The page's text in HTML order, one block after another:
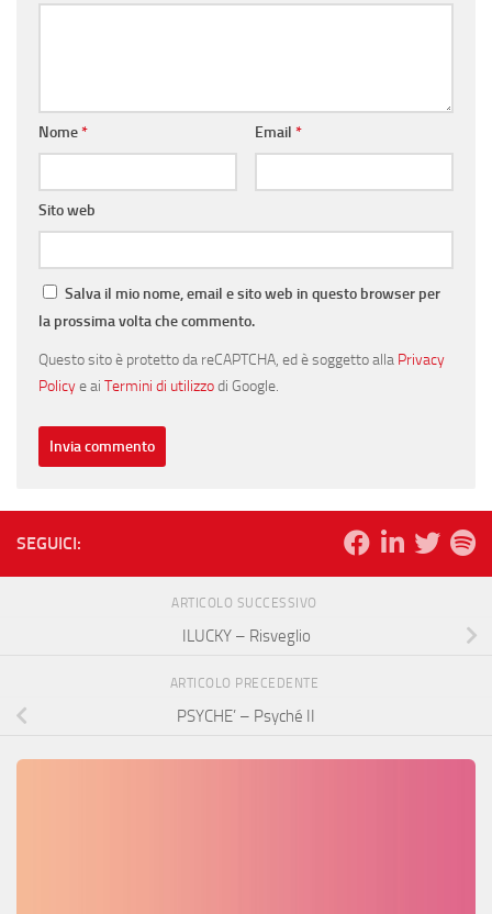
Nome* Email *
Sito web
Salva il mio nome, email e sito web in questo browser per
la prossima volta che commento.
Questo sito è protetto da reCAPTCHA, ed è soggetto alla Privacy
Policye ai Termini di utilizzodi Google.
SEGUICI:
ARTICOLO SUCCESSIVO
ILUCKY – Risveglio
ARTICOLO PRECEDENTE
PSYCHE’ – Psyché II